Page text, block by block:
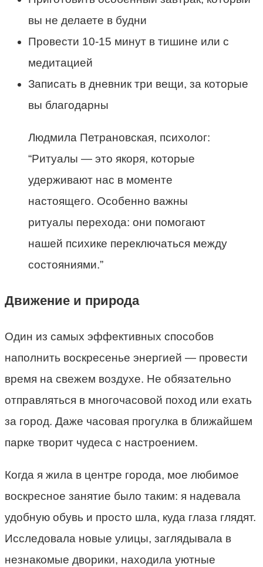
вы не делаете в будни
Провести 10-15 минут в тишине или с
медитацией
Записать в дневник три вещи, за которые
вы благодарны
Людмила Петрановская, психолог:
“Ритуалы — это якоря, которые
удерживают нас в моменте
настоящего. Особенно важны
ритуалы перехода: они помогают
нашей психике переключаться между
состояниями.”
Движение и природа
Один из самых эффективных способов
наполнить воскресенье энергией — провести
время на свежем воздухе. Не обязательно
отправляться в многочасовой поход или ехать
за город. Даже часовая прогулка в ближайшем
парке творит чудеса с настроением.
Когда я жила в центре города, мое любимое
воскресное занятие было таким: я надевала
удобную обувь и просто шла, куда глаза глядят.
Исследовала новые улицы, заглядывала в
незнакомые дворики, находила уютные